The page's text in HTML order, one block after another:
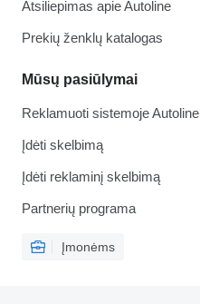
Atsiliepimas apie Autoline
Prekių ženklų katalogas
Mūsų pasiūlymai
Reklamuoti sistemoje Autoline
Įdėti skelbimą
Įdėti reklaminį skelbimą
Partnerių programa
Įmonėms